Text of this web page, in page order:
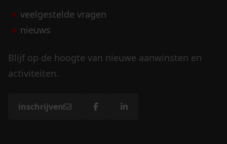
veelgestelde vragen
nieuws
Blijf op de hoogte van nieuwe aanwinsten en
activiteiten.
inschrijven